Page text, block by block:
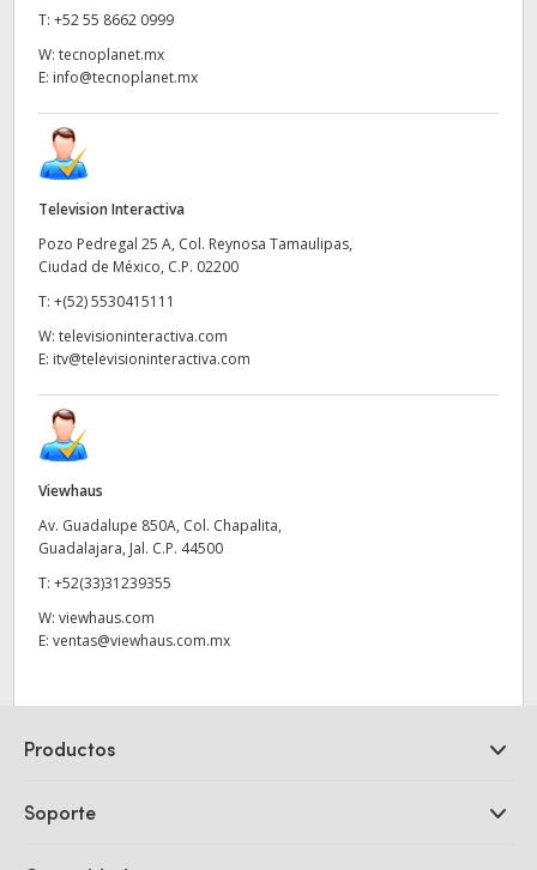
T: +52 55 8662 0999
W: tecnoplanet.mx
E: info@tecnoplanet.mx
Television Interactiva
Pozo Pedregal 25 A, Col. Reynosa Tamaulipas,
Ciudad de México, C.P. 02200
T: +(52) 5530415111
W: televisioninteractiva.com
E: itv@televisioninteractiva.com
Viewhaus
Av. Guadalupe 850A, Col. Chapalita,
Guadalajara, Jal. C.P. 44500
T: +52(33)31239355
W: viewhaus.com
E: ventas@viewhaus.com.mx
Productos
DaVinci Resolve y Fusion
Soporte